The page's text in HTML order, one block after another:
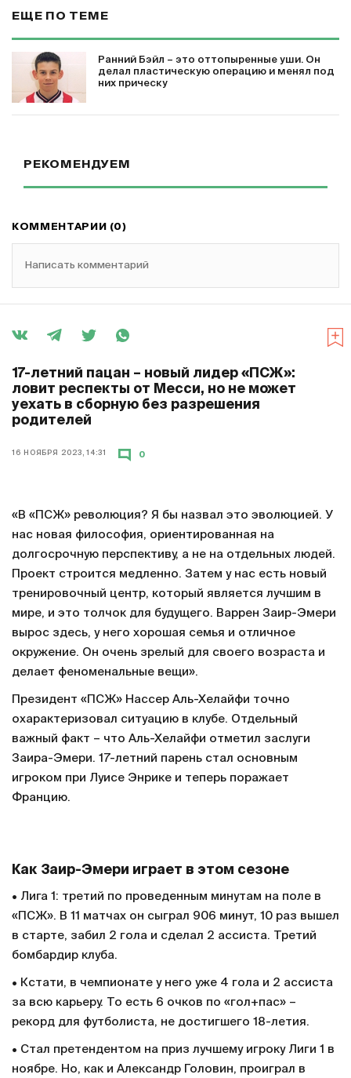
ЕЩЕ ПО ТЕМЕ
Ранний Бэйл – это оттопыренные уши. Он
делал пластическую операцию и менял под
них прическу
РЕКОМЕНДУЕМ
КОММЕНТАРИИ (0)
Написать комментарий
17-летний пацан – новый лидер «ПСЖ»:
ловит респекты от Месси, но не может
уехать в сборную без разрешения
родителей
16 НОЯБРЯ 2023, 14:31 0
«В «ПСЖ» революция? Я бы назвал это эволюцией. У
нас новая философия, ориентированная на
долгосрочную перспективу, а не на отдельных людей.
Проект строится медленно. Затем у нас есть новый
тренировочный центр, который является лучшим в
мире, и это толчок для будущего. Варрен Заир-Эмери
вырос здесь, у него хорошая семья и отличное
окружение. Он очень зрелый для своего возраста и
делает феноменальные вещи».
Президент «ПСЖ» Нассер Аль-Хелайфи точно
охарактеризовал ситуацию в клубе. Отдельный
важный факт – что Аль-Хелайфи отметил заслуги
Заира-Эмери. 17-летний парень стал основным
игроком при Луисе Энрике и теперь поражает
Францию.
Как Заир-Эмери играет в этом сезоне
• Лига 1: третий по проведенным минутам на поле в
«ПСЖ». В 11 матчах он сыграл 906 минут, 10 раз вышел
в старте, забил 2 гола и сделал 2 ассиста. Третий
бомбардир клуба.
• Кстати, в чемпионате у него уже 4 гола и 2 ассиста
за всю карьеру. То есть 6 очков по «гол+пас» –
рекорд для футболиста, не достигшего 18-летия.
• Стал претендентом на приз лучшему игроку Лиги 1 в
ноябре. Но, как и Александр Головин, проиграл в